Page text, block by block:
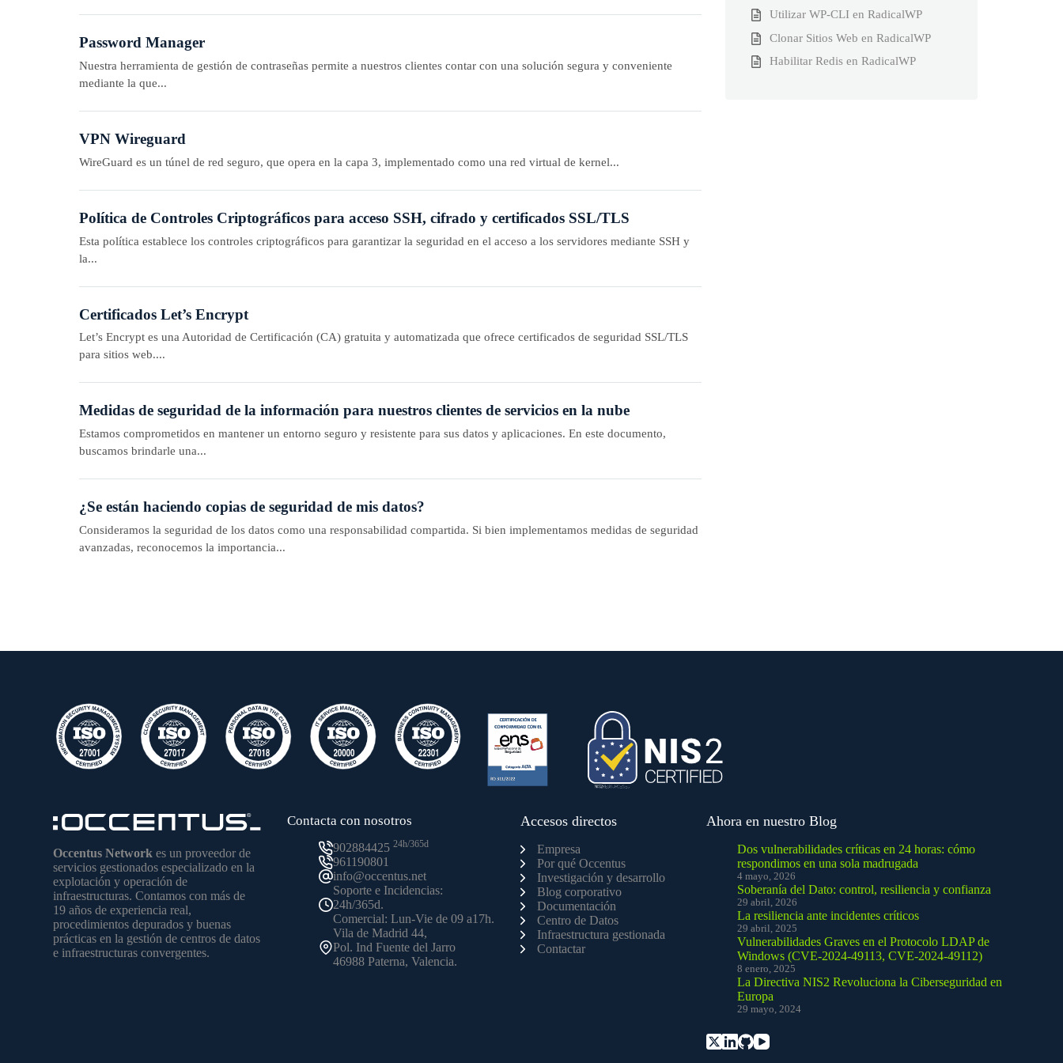
Password Manager
Nuestra herramienta de gestión de contraseñas permite a nuestros clientes contar con una solución segura y conveniente
mediante la que...
VPN Wireguard
WireGuard es un túnel de red seguro, que opera en la capa 3, implementado como una red virtual de kernel...
Política de Controles Criptográficos para acceso SSH, cifrado y certificados SSL/TLS
Esta política establece los controles criptográficos para garantizar la seguridad en el acceso a los servidores mediante SSH y
la...
Certificados Let’s Encrypt
Let’s Encrypt es una Autoridad de Certificación (CA) gratuita y automatizada que ofrece certificados de seguridad SSL/TLS
para sitios web....
Medidas de seguridad de la información para nuestros clientes de servicios en la nube
Estamos comprometidos en mantener un entorno seguro y resistente para sus datos y aplicaciones. En este documento,
buscamos brindarle una...
¿Se están haciendo copias de seguridad de mis datos?
Consideramos la seguridad de los datos como una responsabilidad compartida. Si bien implementamos medidas de seguridad
avanzadas, reconocemos la importancia...
Utilizar WP-CLI en RadicalWP
Clonar Sitios Web en RadicalWP
Habilitar Redis en RadicalWP
Occentus Network es un proveedor de
servicios gestionados especializado en la
explotación y operación de
infraestructuras. Contamos con más de
19 años de experiencia real,
procedimientos depurados y buenas
prácticas en la gestión de centros de datos
e infraestructuras convergentes.
Contacta con nosotros
902884425 24h/365d
961190801
info@occentus.net
Soporte e Incidencias:
24h/365d.
Comercial: Lun-Vie de 09 a17h.
Vila de Madrid 44,
Pol. Ind Fuente del Jarro
46988 Paterna, Valencia.
Accesos directos
Empresa
Por qué Occentus
Investigación y desarrollo
Blog corporativo
Documentación
Centro de Datos
Infraestructura gestionada
Contactar
Ahora en nuestro Blog
Dos vulnerabilidades críticas en 24 horas: cómo
respondimos en una sola madrugada
4 mayo, 2026
Soberanía del Dato: control, resiliencia y confianza
29 abril, 2026
La resiliencia ante incidentes críticos
29 abril, 2025
Vulnerabilidades Graves en el Protocolo LDAP de
Windows (CVE-2024-49113, CVE-2024-49112)
8 enero, 2025
La Directiva NIS2 Revoluciona la Ciberseguridad en
Europa
29 mayo, 2024